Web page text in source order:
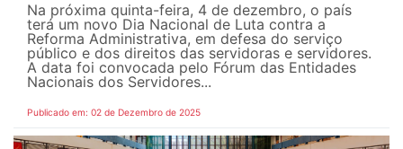
Na próxima quinta-feira, 4 de dezembro, o país
terá um novo Dia Nacional de Luta contra a
Reforma Administrativa, em defesa do serviço
público e dos direitos das servidoras e servidores.
A data foi convocada pelo Fórum das Entidades
Nacionais dos Servidores...
Publicado em: 02 de Dezembro de 2025